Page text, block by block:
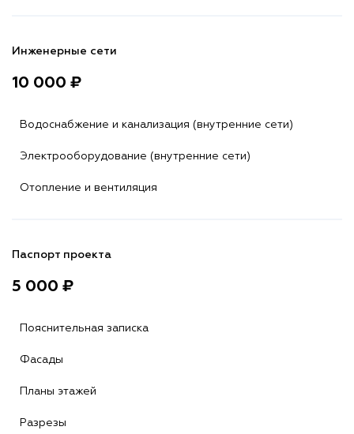
Инженерные сети
10 000 ₽
Водоснабжение и канализация (внутренние сети)
Электрооборудование (внутренние сети)
Отопление и вентиляция
Паспорт проекта
5 000 ₽
Пояснительная записка
Фасады
Планы этажей
Разрезы